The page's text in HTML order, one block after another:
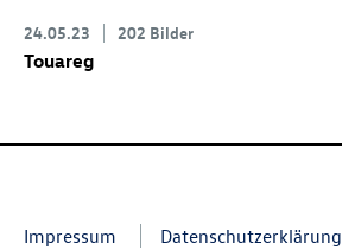
24.05.23 202 Bilder
Touareg
Impressum Datenschutzerklärung